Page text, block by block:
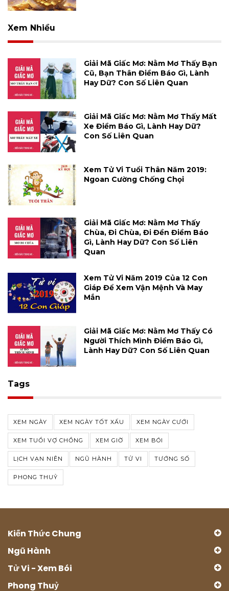
Xem Nhiều
Giải Mã Giấc Mơ: Nằm Mơ Thấy Bạn
Cũ, Bạn Thân Điềm Báo Gì, Lành
Hay Dữ? Con Số Liên Quan
Giải Mã Giấc Mơ: Nằm Mơ Thấy Mất
Xe Điềm Báo Gì, Lành Hay Dữ?
Con Số Liên Quan
Xem Tử Vi Tuổi Thân Năm 2019:
Ngoan Cường Chống Chọi
Giải Mã Giấc Mơ: Nằm Mơ Thấy
Chùa, Đi Chùa, Đi Đền Điềm Báo
Gì, Lành Hay Dữ? Con Số Liên
Quan
Xem Tử Vi Năm 2019 Của 12 Con
Giáp Để Xem Vận Mệnh Và May
Mắn
Giải Mã Giấc Mơ: Nằm Mơ Thấy Có
Người Thích Mình Điềm Báo Gì,
Lành Hay Dữ? Con Số Liên Quan
Tags
XEM NGÀY XEM NGÀY TỐT XẤU XEM NGÀY CƯỚI
XEM TUỔI VỢ CHỒNG XEM GIỜ XEM BÓI
LỊCH VẠN NIÊN NGŨ HÀNH TỬ VI TƯỚNG SỐ
PHONG THUỶ
Kiến Thức Chung
Ngũ Hành
Tử Vi - Xem Bói
Phong Thuỷ